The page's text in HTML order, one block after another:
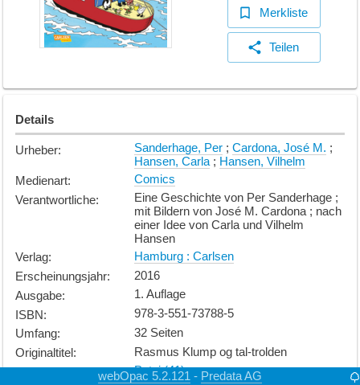
Merkliste
Teilen
Details
Urheber: Sanderhage, Per; Cardona, José M. ;
Hansen, Carla; Hansen, Vilhelm
Medienart:
Comics
Verantwortliche:
Eine Geschichte von Per Sanderhage ;
mit Bildern von José M. Cardona ; nach
einer Idee von Carla und Vilhelm
Hansen
Verlag:
Hamburg : Carlsen
Erscheinungsjahr:
2016
Ausgabe:
1. Auflage
ISBN:
978-3-551-73788-5
Umfang:
32 Seiten
Originaltitel:
Rasmus Klump og tal-trolden
Reihe:
Petzi (41)
webOpac 5.2.121 - Predata AG